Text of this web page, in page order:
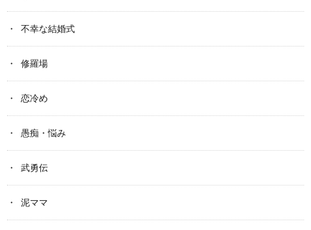
不幸な結婚式
修羅場
恋冷め
愚痴・悩み
武勇伝
泥ママ